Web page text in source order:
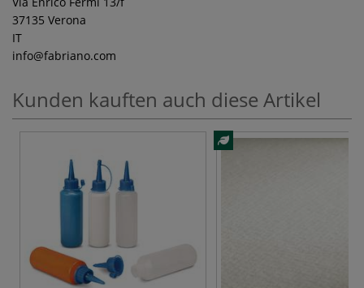
37135 Verona
IT
info@fabriano.com
Kunden kauften auch diese Artikel